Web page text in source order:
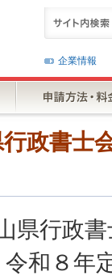
企業情報
政書士
行政
和８年